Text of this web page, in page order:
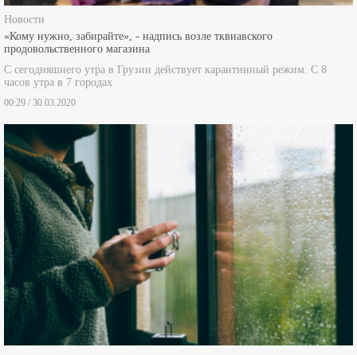
Новости
«Кому нужно, забирайте», - надпись возле тквиавского
продовольственного магазина
С сегодняшнего утра в Грузии действует карантинный режим. С 8
часов утра в 7 городах
00:29 / 30.03.2020
Новости